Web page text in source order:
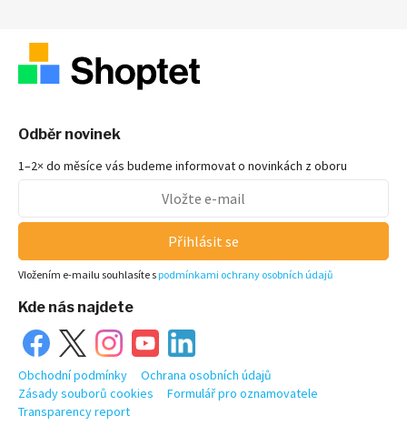
Odběr novinek
1–2× do měsíce vás budeme informovat o novinkách z oboru
Přihlásit se
Vložením e-mailu souhlasíte s podmínkami ochrany osobních údajů
Kde nás najdete
Obchodní podmínky
Ochrana osobních údajů
Zásady souborů cookies
Formulář pro oznamovatele
Transparency report